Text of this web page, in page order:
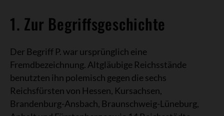
1. Zur Begriffsgeschichte
Der Begriff P. war ursprünglich eine
Fremdbezeichnung. Altgläubige Reichsstände
benutzten ihn polemisch gegen die sechs
Reichsfürsten von Hessen, Kursachsen,
Brandenburg-Ansbach, Braunschweig-Lüneburg,